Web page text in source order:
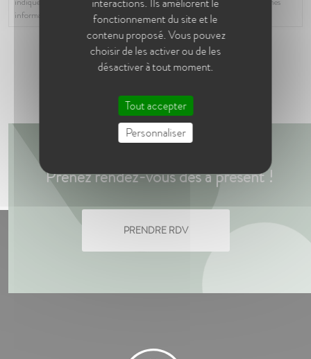
informations.
Prenez rendez-vous dès à présent !
PRENDRE RDV
fonctionnement du site et le
contenu proposé. Vous pouvez
choisir de les activer ou de les
désactiver à tout moment.
Tout accepter
Personnaliser